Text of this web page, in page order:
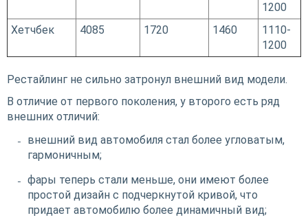
1200
Хетчбек
4085 1720 1460
1110-
1200
Рестайлинг не сильно затронул внешний вид модели.
В отличие от первого поколения, у второго есть ряд
внешних отличий:
внешний вид автомобиля стал более угловатым,
гармоничным;
фары теперь стали меньше, они имеют более
простой дизайн с подчеркнутой кривой, что
придает автомобилю более динамичный вид;